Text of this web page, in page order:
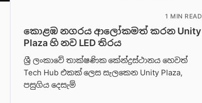
1 MIN READ
කොළඹ නගරය ආලෝකමත් කරන Unity
Plaza හි නව LED තිරය
ශ්‍රී ලංකාවේ තාක්ෂණික කේන්ද්‍රස්ථානය හෙවත්
Tech Hub එකක් ලෙස සැලකෙන Unity Plaza,
පසුගිය දෙසැම්